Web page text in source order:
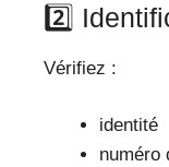
2️⃣
Vérifiez :
identité
numéro